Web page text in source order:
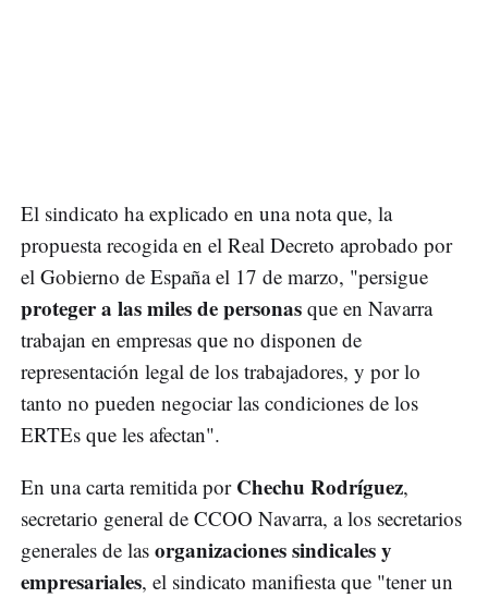
El sindicato ha explicado en una nota que, la
propuesta recogida en el Real Decreto aprobado por
el Gobierno de España el 17 de marzo, "persigue
proteger a las miles de personas que en Navarra
trabajan en empresas que no disponen de
representación legal de los trabajadores, y por lo
tanto no pueden negociar las condiciones de los
ERTEs que les afectan".
En una carta remitida por Chechu Rodríguez,
secretario general de CCOO Navarra, a los secretarios
generales de las organizaciones sindicales y
empresariales, el sindicato manifiesta que "tener un